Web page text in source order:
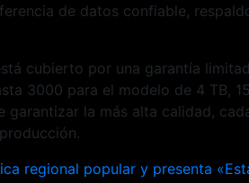
de datos confiable,
cubierto por una garantía
3000 para el modelo de 4 TB,
garantizar la más alta calidad,
regional popular y presenta